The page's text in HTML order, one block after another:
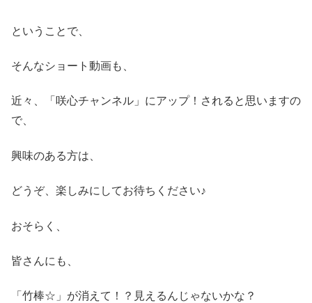
ということで、
そんなショート動画も、
近々、「咲心チャンネル」にアップ！されると思いますの
で、
興味のある方は、
どうぞ、楽しみにしてお待ちください♪
おそらく、
皆さんにも、
「竹棒☆」が消えて！？見えるんじゃないかな？